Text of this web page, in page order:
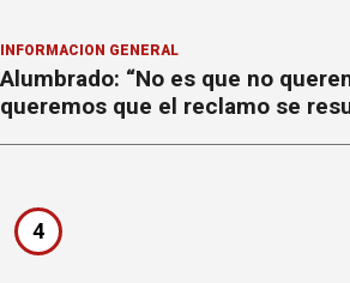
INFORMACION GENERAL
Alumbrado: “No es que no
queremos que el reclamo se
4